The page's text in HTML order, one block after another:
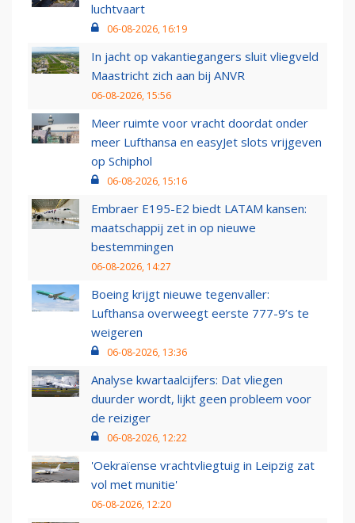
luchtvaart
06-08-2026, 16:19
In jacht op vakantiegangers sluit vliegveld
Maastricht zich aan bij ANVR
06-08-2026, 15:56
Meer ruimte voor vracht doordat onder
meer Lufthansa en easyJet slots vrijgeven
op Schiphol
06-08-2026, 15:16
Embraer E195-E2 biedt LATAM kansen:
maatschappij zet in op nieuwe
bestemmingen
06-08-2026, 14:27
Boeing krijgt nieuwe tegenvaller:
Lufthansa overweegt eerste 777-9’s te
weigeren
06-08-2026, 13:36
Analyse kwartaalcijfers: Dat vliegen
duurder wordt, lijkt geen probleem voor
de reiziger
06-08-2026, 12:22
'Oekraïense vrachtvliegtuig in Leipzig zat
vol met munitie'
06-08-2026, 12:20